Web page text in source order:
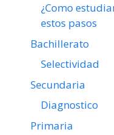
¿Como
estos pasos
Bachillerato
Selectividad
Secundaria
Diagnostico
Primaria